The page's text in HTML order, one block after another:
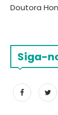
Doutora
Siga-